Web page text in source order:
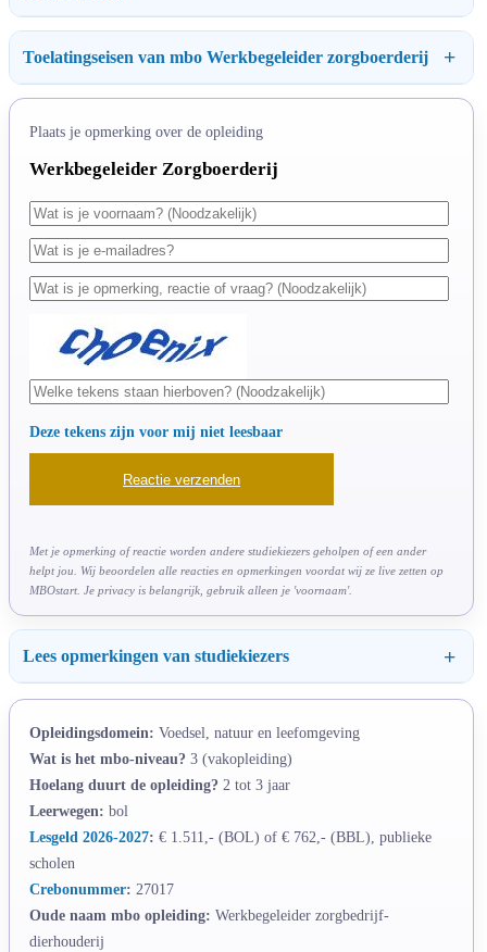
Toelatingseisen van mbo Werkbegeleider zorgboerderij
Plaats je opmerking over de opleiding
Werkbegeleider Zorgboerderij
Deze tekens zijn voor mij niet leesbaar
Met je opmerking of reactie worden andere studiekiezers geholpen of een ander
helpt jou. Wij beoordelen alle reacties en opmerkingen voordat wij ze live zetten op
MBOstart. Je privacy is belangrijk, gebruik alleen je 'voornaam'.
Lees opmerkingen van studiekiezers
Opleidingsdomein: Voedsel, natuur en leefomgeving
Wat is het mbo-niveau? 3 (vakopleiding)
Hoelang duurt de opleiding? 2 tot 3 jaar
Leerwegen: bol
Lesgeld 2026-2027: € 1.511,- (BOL) of € 762,- (BBL), publieke
scholen
Crebonummer: 27017
Oude naam mbo opleiding: Werkbegeleider zorgbedrijf-
dierhouderij